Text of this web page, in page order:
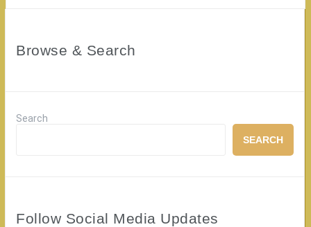
Browse & Search
Search
SEARCH
Follow Social Media Updates